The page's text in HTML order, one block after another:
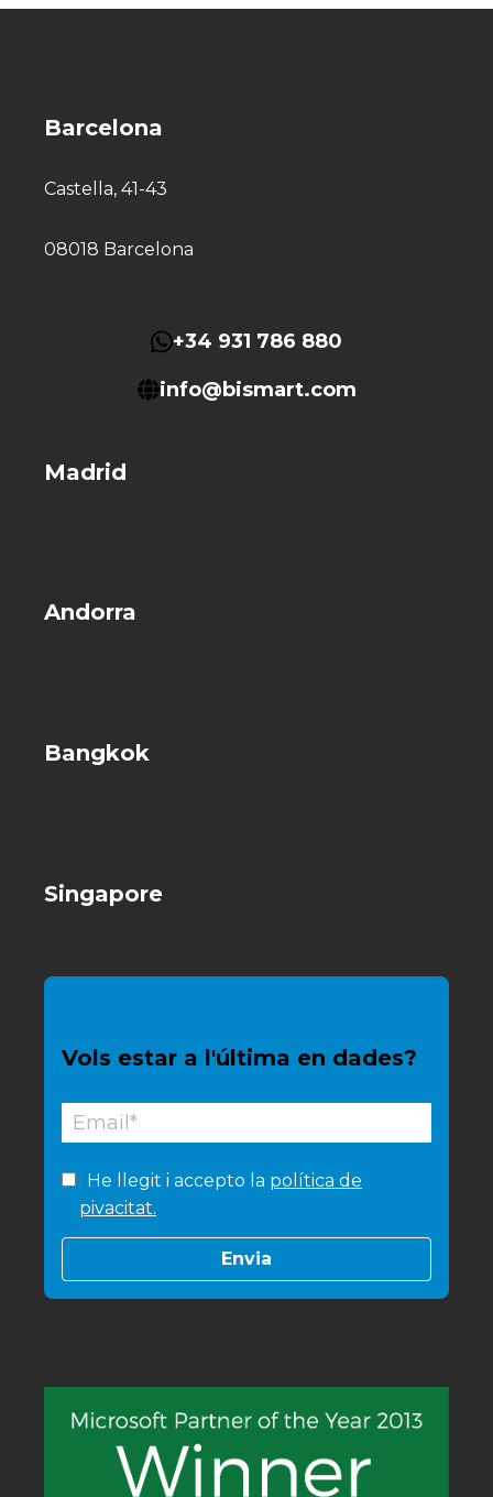
Barcelona
Castella, 41-43
08018 Barcelona
+34 931 786 880
info@bismart.com
Madrid
Andorra
Bangkok
Singapore
Vols estar a l'última en dades?
He llegit i accepto la política de
pivacitat.